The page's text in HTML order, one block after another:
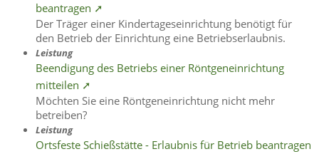
beantragen ➚
Der Träger einer Kindertageseinrichtung benötigt für
den Betrieb der Einrichtung eine Betriebserlaubnis.
Leistung
Beendigung des Betriebs einer Röntgeneinrichtung
mitteilen ➚
Möchten Sie eine Röntgeneinrichtung nicht mehr
betreiben?
Leistung
Ortsfeste Schießstätte - Erlaubnis für Betrieb beantragen